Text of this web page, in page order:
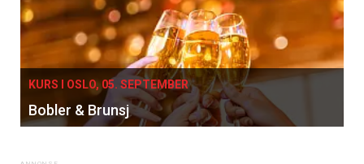
KURS I OSLO, 05. SEPTEMBER
Bobler & Brunsj